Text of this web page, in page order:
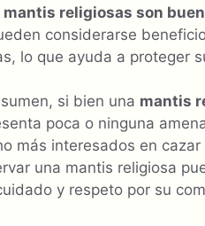
mantis religiosas son
considerarse
lo que ayuda a proteger
si bien una mantis
poca o ninguna
más interesados en
una mantis religiosa
y respeto por su